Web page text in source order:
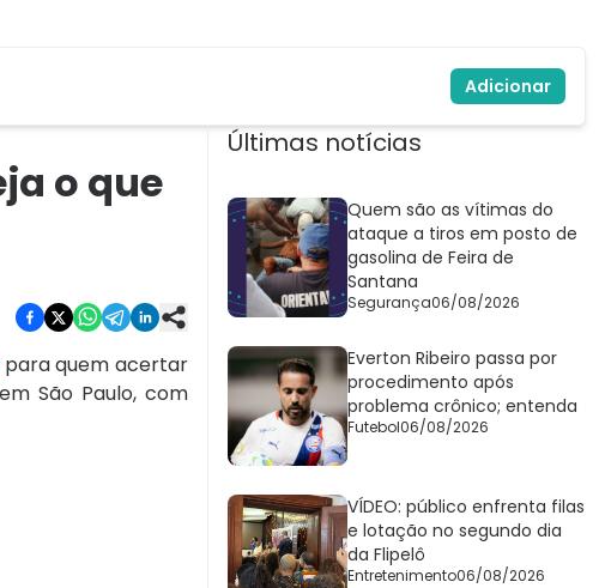
Adicionar
o que
para quem acertar
São Paulo, com
Últimas notícias
Quem são as vítimas do
ataque a tiros em posto de
gasolina de Feira de
Santana
Segurança06/08/2026
Everton Ribeiro passa por
procedimento após
problema crônico; entenda
Futebol06/08/2026
VÍDEO: público enfrenta filas
e lotação no segundo dia
da Flipelô
Entretenimento06/08/2026